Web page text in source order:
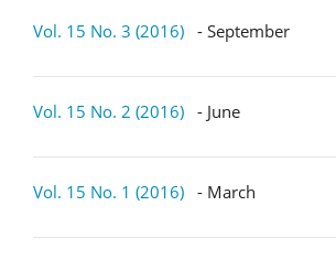
Vol. 15 No. 3 (2016) - September
Vol. 15 No. 2 (2016) - June
Vol. 15 No. 1 (2016) - March